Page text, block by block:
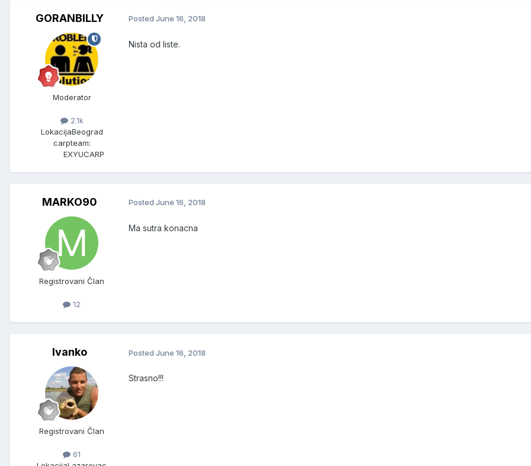
GORANBILLY
Moderator
2.1k
LokacijaBeograd
carpteam:
EXYUCARP
Posted June 16, 2018
Nista od liste.
MARKO90
Registrovani Član
12
Posted June 16, 2018
Ma sutra konacna
Ivanko
Registrovani Član
61
Posted June 16, 2018
Strasno!!!